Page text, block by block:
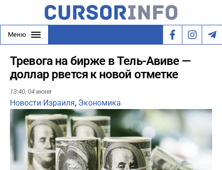
Меню
Тревога на бирже в Тель-Авиве —
доллар рвется к новой отметке
13:40, 04 июня
Новости Израиля, Экономика